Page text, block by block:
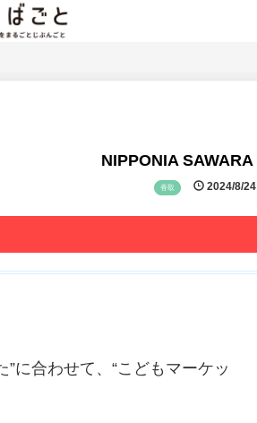
NIPPONIA SAWARA
香取 2024/8/24
に合わせて、“こどもマーケッ